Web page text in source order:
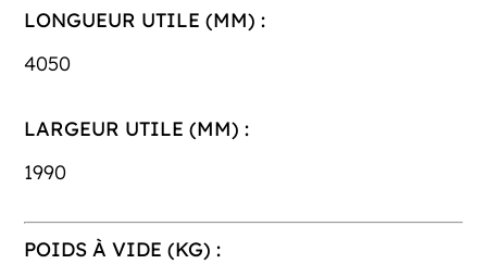
LONGUEUR UTILE (MM) :
4050
LARGEUR UTILE (MM) :
1990
POIDS À VIDE (KG) :